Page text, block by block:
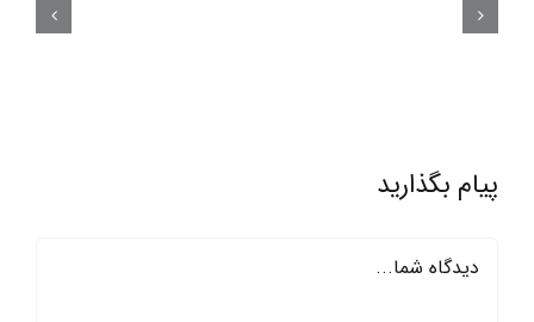
پیام بگذارید
دیدگاه